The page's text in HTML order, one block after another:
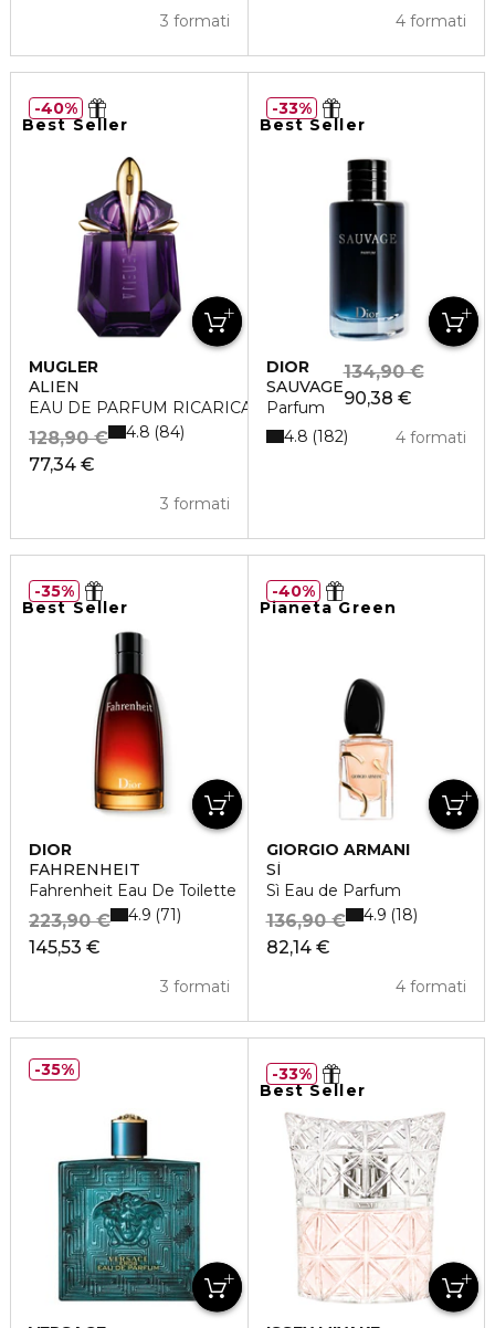
3 formati 4 formati
Best Seller
MUGLER
ALIEN
EAU DE PARFUM RICARICABILE
77,34 €
128,90 €
3 formati
4.8 84
40%
Best Seller
DIOR
SAUVAGE
Parfum
90,38 €
134,90 €
4 formati
4.8 182
33%
Best Seller
DIOR
FAHRENHEIT
Fahrenheit Eau De Toilette
145,53 €
223,90 €
3 formati
4.9 71
35%
Pianeta Green
GIORGIO ARMANI
SÌ
Sì Eau de Parfum
82,14 €
136,90 €
4 formati
4.9 18
40%
35%
Best Seller
33%